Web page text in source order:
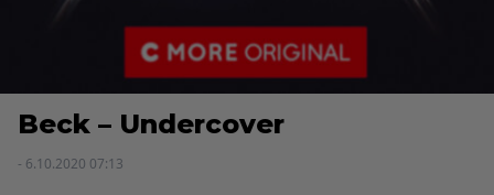
Beck – Undercover
- 6.10.2020 07:13